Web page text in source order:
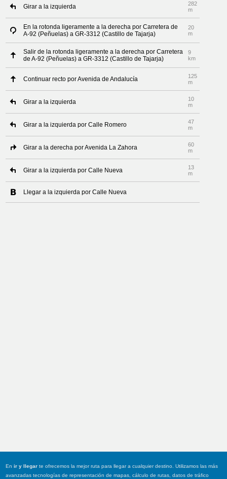
Girar a la izquierda
282
m
En la rotonda ligeramente a la derecha por Carretera de
A-92 (Peñuelas) a GR-3312 (Castillo de Tajarja)
20
m
Salir de la rotonda ligeramente a la derecha por Carretera
de A-92 (Peñuelas) a GR-3312 (Castillo de Tajarja)
9
km
Continuar recto por Avenida de Andalucía
125
m
Girar a la izquierda
10
m
Girar a la izquierda por Calle Romero
47
m
Girar a la derecha por Avenida La Zahora
60
m
Girar a la izquierda por Calle Nueva
13
m
Llegar a la izquierda por Calle Nueva
Enir y llegar te ofrecemos la mejor ruta para llegar a cualquier destino. Utilizamos las más
avanzadas tecnologías de representación de mapas, cálculo de rutas, datos de tráfico